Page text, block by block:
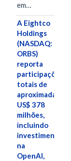
em…
A Eightco
Holdings
(NASDAQ:
ORBS)
reporta
participações
totais de
US$ 378
milhões,
incluindo
investimentos
na
OpenAI,